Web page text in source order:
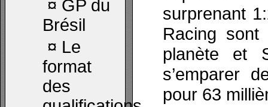
¤ GP du
Brésil
¤ Le
format
des
surprenant
Racing sont
planète et
s’emparer
pour 63